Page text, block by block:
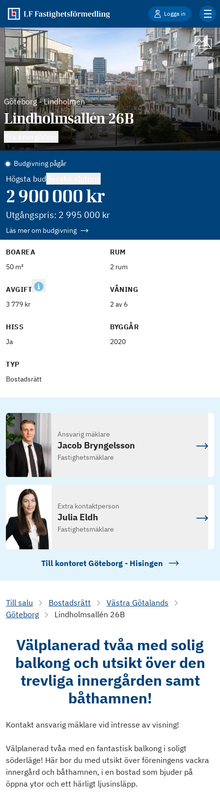
Logga in
Göteborg-Lindholmen
Lindholmsallén 26B
Budgivning pågår
Högsta bud
2 900 000kr
Utgångspris: 2 995 000 kr
Läs mer om budgivning
BOAREA
50 m²
RUM
2 rum
AVGIFT
3 779 kr
VÅNING
2 av 6
HISS
Ja
BYGGÅR
2020
TYP
Bostadsrätt
Ansvarig mäklare
Jacob Bryngelsson
Fastighetsmäklare
Extra kontaktperson
Julia Eldh
Fastighetsmäklare
Till kontoret Göteborg - Hisingen
Till salu Bostadsrätt
Västra Götalands
Göteborg
Lindholmsallén 26B
Välplanerad tvåa med solig
balkong och utsikt över den
trevliga innergården samt
båthamnen!
Kontakt ansvarig mäklare vid intresse av visning!
Välplanerad tvåa med en fantastisk balkong i soligt
söderläge! Här bor du med utsikt över föreningens vackra
innergård och båthamnen, i en bostad som bjuder på
öppna ytor och ett härligt ljusinsläpp.